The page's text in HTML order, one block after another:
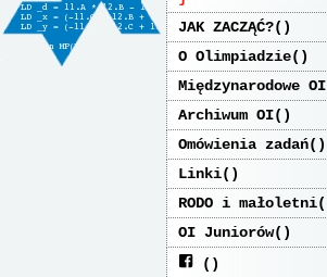
JAK ZACZĄĆ?
O Olimpiadzie
Międzynarodowe OI
Archiwum OI
Omówienia zadań
Linki
RODO i małoletni
OI Juniorów